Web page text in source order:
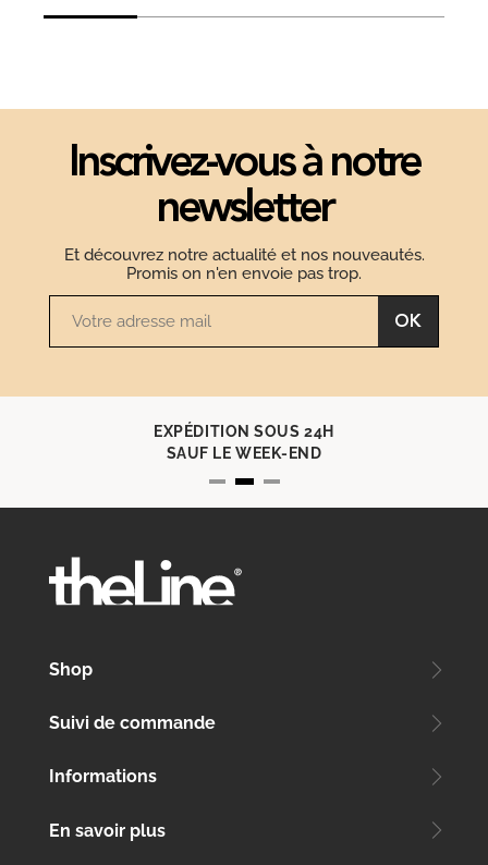
Inscrivez-vous à notre
newsletter
Et découvrez notre actualité et nos nouveautés.
Promis on n'en envoie pas trop.
OK
EXPÉDITION SOUS 24H
SAUF LE WEEK-END
Shop
Suivi de commande
Informations
En savoir plus